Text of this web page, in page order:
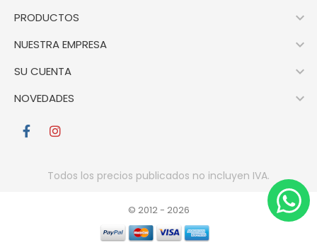
PRODUCTOS 
NUESTRA EMPRESA 
SU CUENTA 
NOVEDADES 
Todos los precios publicados no incluyen IVA.
© 2012 - 2026